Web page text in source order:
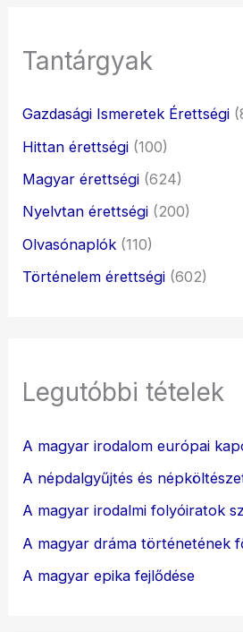
Tantárgyak
Gazdasági Ismeretek Érettségi
Hittan érettségi (100)
Magyar érettségi (624)
Nyelvtan érettségi (200)
Olvasónaplók (110)
Történelem érettségi (602)
Legutóbbi tételek
A magyar irodalom európai
A népdalgyűjtés és
A magyar irodalmi folyóiratok
A magyar dráma történetének
A magyar epika fejlődése